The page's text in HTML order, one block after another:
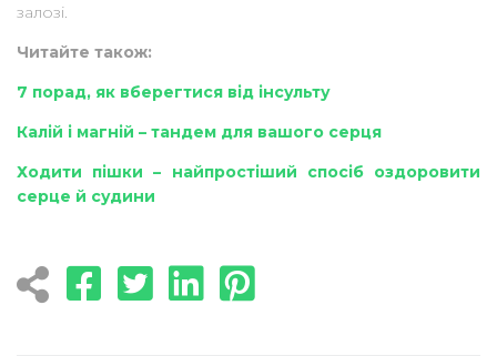
залозі.
Читайте також:
7 порад, як вберегтися від інсульту
Калій і магній – тандем для вашого серця
Ходити пішки – найпростіший спосіб оздоровити
серце й судини